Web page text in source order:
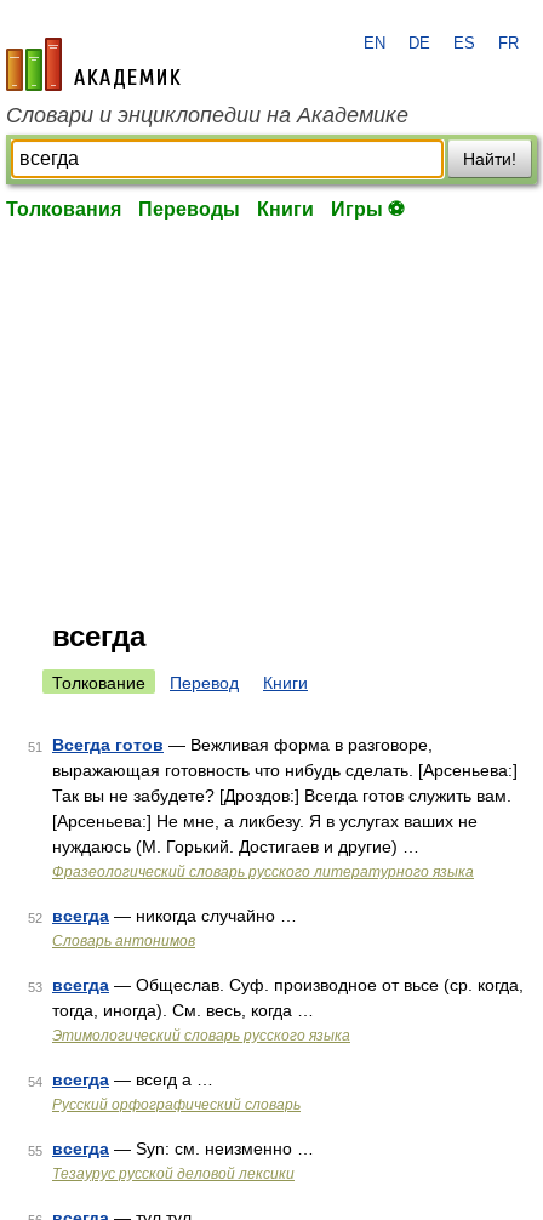
academic.ru
EN DE ES FR
Словари и энциклопедии на Академике
Найти!
Толкования Переводы Книги Игры ⚽
всегда
Толкование Перевод Книги
51 Всегда готов — Вежливая форма в разговоре,
выражающая готовность что нибудь сделать. [Арсеньева:]
Так вы не забудете? [Дроздов:] Всегда готов служить вам.
[Арсеньева:] Не мне, а ликбезу. Я в услугах ваших не
нуждаюсь (М. Горький. Достигаев и другие) …
Фразеологический словарь русского литературного языка
52 всегда — никогда случайно …
Словарь антонимов
53 всегда — Общеслав. Суф. производное от вьсе (ср. когда,
тогда, иногда). См. весь, когда …
Этимологический словарь русского языка
54 всегда — всегд а …
Русский орфографический словарь
55 всегда — Syn: см. неизменно …
Тезаурус русской деловой лексики